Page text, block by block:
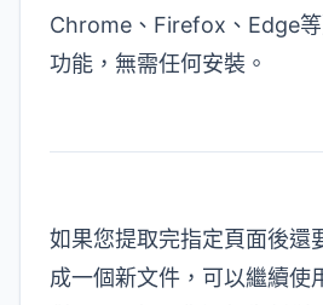
Chrome、Firefox、Edge
功能，無需任何安裝。
如果您提取完指定頁面後還
成一個新文件，可以繼續使